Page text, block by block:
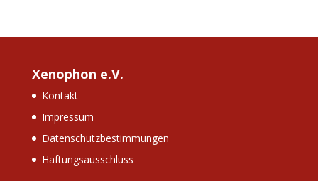
Xenophon e.V.
Kontakt
Impressum
Datenschutzbestimmungen
Haftungsausschluss